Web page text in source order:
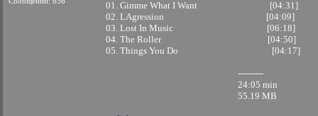
01. Gimme What I Want [04:31]
02. LAgression [04:09]
03. Lost In Music [06:18]
04. The Roller [04:50]
05. Things You Do [04:17]
---------
24:05 min
55.19 MB